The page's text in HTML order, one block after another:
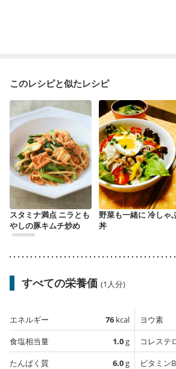
このレシピと似たレシピ
スタミナ満点 ニラとも
やしの豚キムチ炒め
野菜も一緒に 冷しゃ
丼
すべての栄養価 (1人分)
エネルギー 76 kcal
食塩相当量
1.0g
たんぱく質
6.0g
ヨウ素
コレステ
ビタミン